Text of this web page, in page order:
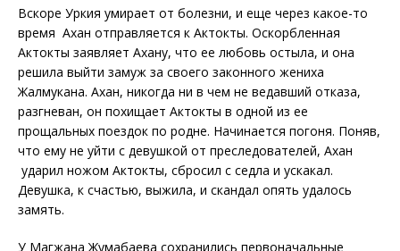
Вскоре Уркия умирает от болезни, и еще через какое-то
время Ахан отправляется к Актокты. Оскорбленная
Актокты заявляет Ахану, что ее любовь остыла, и она
решила выйти замуж за своего законного жениха
Жалмукана. Ахан, никогда ни в чем не ведавший отказа,
разгневан, он похищает Актокты в одной из ее
прощальных поездок по родне. Начинается погоня. Поняв,
что ему не уйти с девушкой от преследователей, Ахан
ударил ножом Актокты, сбросил с седла и ускакал.
Девушка, к счастью, выжила, и скандал опять удалось
замять.
У Магжана Жумабаева сохранились первоначальные